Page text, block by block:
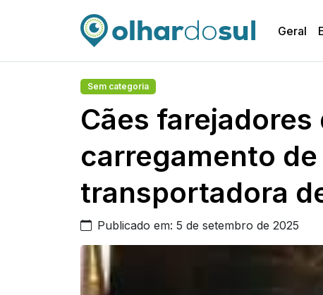
Geral
Sem categoria
Cães farejadores
carregamento
transportadora
Publicado em: 5 de setembro de 2025